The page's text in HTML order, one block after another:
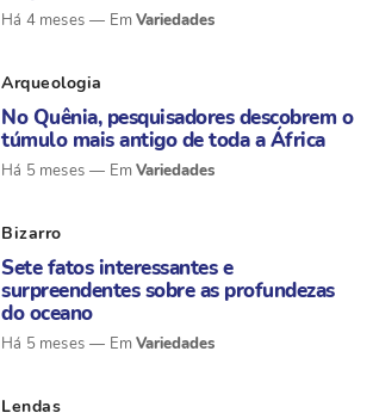
Há 4 meses Variedades
Arqueologia
No Quênia, pesquisadores descobrem o
túmulo mais antigo de toda a África
Há 5 meses Variedades
Bizarro
Sete fatos interessantes e
surpreendentes sobre as profundezas
do oceano
Há 5 meses Variedades
Lendas